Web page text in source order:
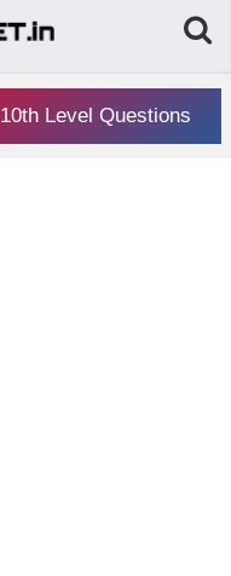
10th Level Questions